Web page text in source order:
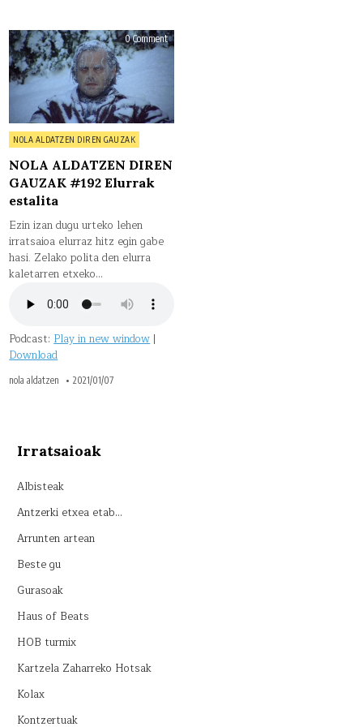
0 Commenton
NOLA
Posted
NOLA ALDATZEN DIREN GAUZAK
NOLA ALDATZEN DIREN
GAUZAK #192 Elurrak
estalita
Ezin izan dugu urteko lehen
irratsaioa elurraz hitz egin gabe
hasi. Zelako polita den elurra
kaletarren etxeko…
Podcast:Play in new window|
Download
nola aldatzen 2021/01/07
Irratsaioak
Albisteak
Antzerki etxea etab…
Arrunten artean
Beste gu
Gurasoak
Haus of Beats
HOB turmix
Kartzela Zaharreko Hotsak
Kolax
Kontzertuak